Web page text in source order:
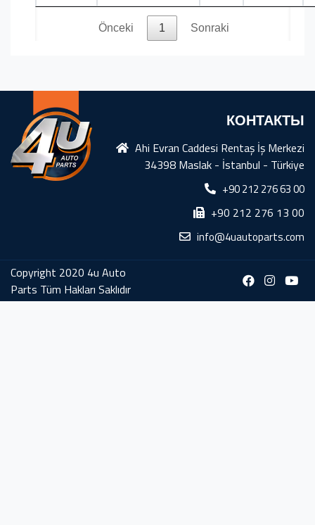
Önceki 1 Sonraki
КОНТАКТЫ
Ahi Evran Caddesi Rentaş İş Merkezi
34398 Maslak - İstanbul - Türkiye
+90 212 276 63 00
+90 212 276 13 00
info@4uautoparts.com
Copyright 2020 4u Auto
Parts Tüm Hakları Saklıdır